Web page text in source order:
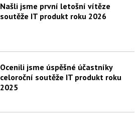
Našli jsme první letošní vítěze
soutěže IT produkt roku 2026
Ocenili jsme úspěšné účastníky
celoroční soutěže IT produkt roku
2025